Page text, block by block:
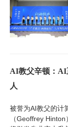
AI教父辛顿：AI
人
被誉为AI教父的计
（Geoffrey